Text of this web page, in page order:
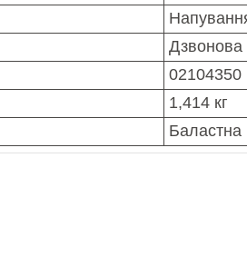
Дзвонова
02104350
1,414 кг
Баластна